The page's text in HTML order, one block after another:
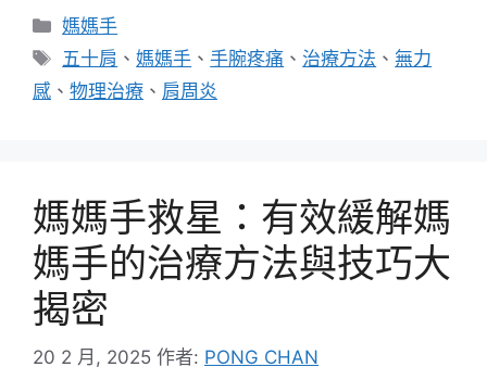
分
類
媽媽手
標
籤
五十肩 、媽媽手 、手腕疼痛 、 治療方法 、無力
感 、 物理治療 、 肩周炎
媽媽手救星：有效緩解媽
媽手的治療方法與技巧大
揭密
20 2 月, 2025 作者: PONG CHAN